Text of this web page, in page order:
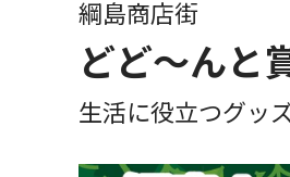
綱島商店街
どど〜んと
生活に役立つグッ